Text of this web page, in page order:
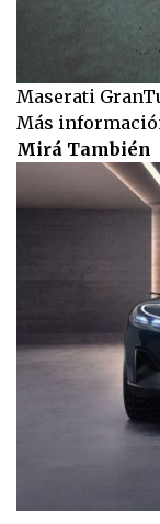
Maserati
Más
Mirá También